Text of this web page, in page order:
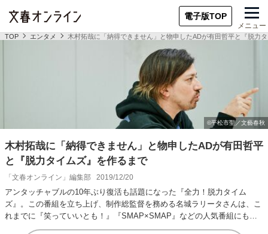
電子版TOP
メニュー
TOP エンタメ 木村拓哉に「納得できません」と物申したADが有田哲平と『脱力
木村拓哉に「納得できません」と物申したADが有田哲平
と『脱力タイムズ』を作るまで
「文春オンライン」編集部 2019/12/20
アンタッチャブルの10年ぶり復活も話題になった『全力！脱力タイム
ズ』。この番組を立ち上げ、制作総監督を務める名城ラリータさんは、こ
れまでに『笑っていいとも！』『SMAP×SMAP』などの人気番組にも携
わってきました…